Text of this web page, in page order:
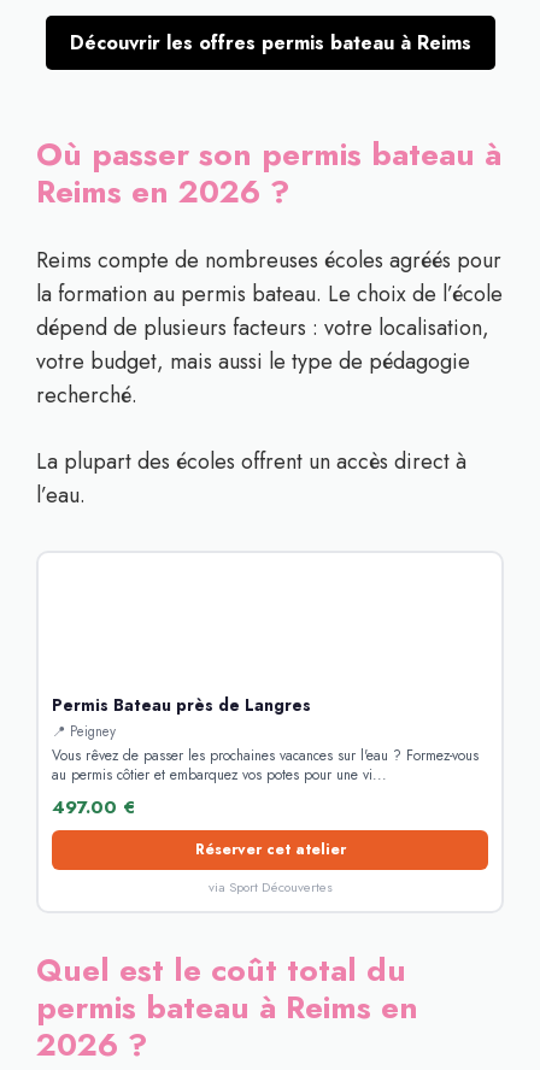
Découvrir les offres permis bateau à Reims
Où passer son permis bateau à
Reims en 2026 ?
Reims compte de nombreuses écoles agréés pour
la formation au permis bateau. Le choix de l’école
dépend de plusieurs facteurs : votre localisation,
votre budget, mais aussi le type de pédagogie
recherché.
La plupart des écoles offrent un accès direct à
l’eau.
Permis Bateau près de Langres
📍 Peigney
Vous rêvez de passer les prochaines vacances sur l'eau ? Formez-vous
au permis côtier et embarquez vos potes pour une vi...
497.00 €
Réserver cet atelier
via Sport Découvertes
Quel est le coût total du
permis bateau à Reims en
2026 ?